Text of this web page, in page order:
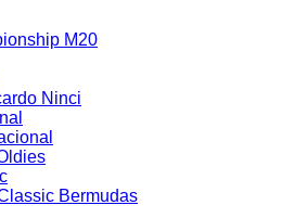
M20
Ninci
Bermudas